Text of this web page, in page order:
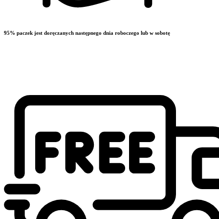
95% paczek jest doręczanych następnego dnia roboczego lub w sobotę